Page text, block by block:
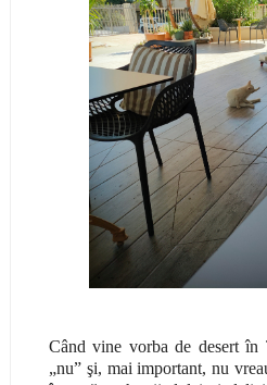
Când vine vorba de desert în
„nu” şi, mai important, nu